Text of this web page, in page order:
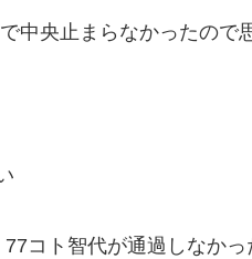
中央止まらなかったの
コト智代が通過しなか